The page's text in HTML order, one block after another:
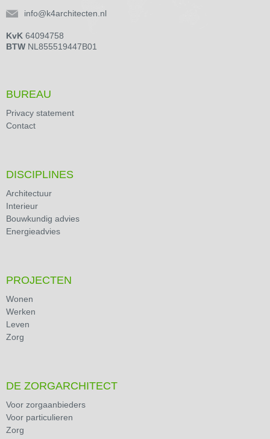
info@k4architecten.nl
KvK 64094758
BTW NL855519447B01
BUREAU
Privacy statement
Contact
DISCIPLINES
Architectuur
Interieur
Bouwkundig advies
Energieadvies
PROJECTEN
Wonen
Werken
Leven
Zorg
DE ZORGARCHITECT
Voor zorgaanbieders
Voor particulieren
Zorg